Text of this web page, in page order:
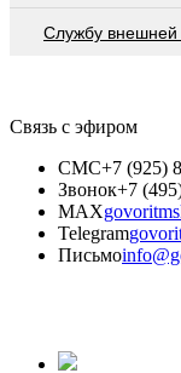
Службу внешней
Связь с эфиром
СМС+7 (925)
Звонок+7
MAX
Telegram
Письмо